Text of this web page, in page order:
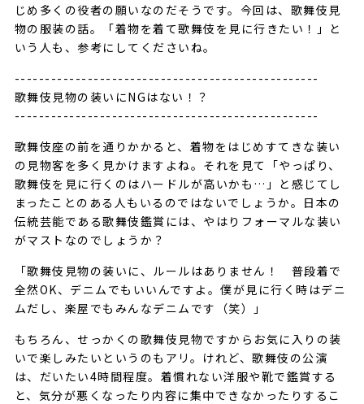
じめ多くの役者の願いなのだそうです。今回は、歌舞伎見
物の服装の話。「着物を着て歌舞伎を見に行きたい！」と
いう人も、参考にしてくださいね。
--------------------------------------------------
歌舞伎見物の装いにNGはない！？
--------------------------------------------------
歌舞伎座の前を通りかかると、着物をはじめすてきな装い
の見物客を多く見かけますよね。それを見て「やっぱり、
歌舞伎を見に行くのはハードルが高いかも…」と感じてし
まったことのある人もいるのではないでしょうか。日本の
伝統芸能である歌舞伎鑑賞には、やはりフォーマルな装い
がマストなのでしょうか？
「歌舞伎見物の装いに、ルールはありません！ 普段着で
全然OK、デニムでもいいんですよ。僕が見に行く時はデニ
ムだし、楽屋でもみんなデニムです（笑）」
もちろん、せっかくの歌舞伎見物ですからお気に入りの装
いで楽しみたいというのもアリ。けれど、歌舞伎の公演
は、だいたい4時間程度。着慣れない洋服や靴で鑑賞する
と、気分が悪くなったり内容に集中できなかったりするこ